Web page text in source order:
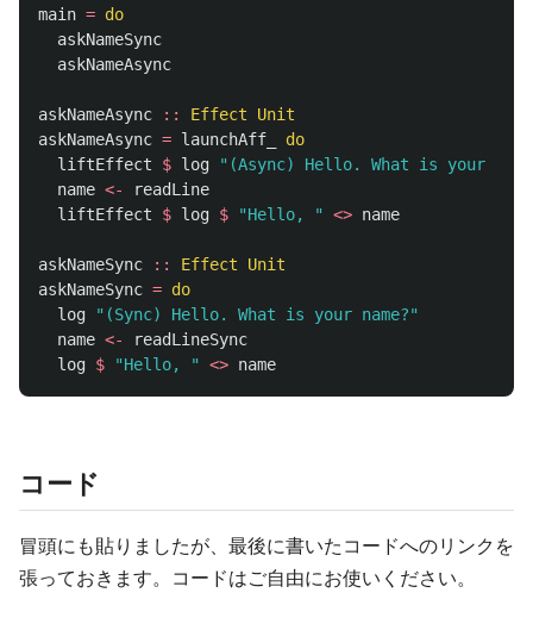
main = do
askNameSync
askNameAsync
askNameAsync :: Effect
Unit
askNameAsync = launchAff_
do
liftEffect
$ log
"(Async) Hello. What is your
name <-
readLine
liftEffect
$ log $ "Hello, " <> name
askNameSync :: Effect
Unit
askNameSync = do
log
"(Sync) Hello. What is your name?"
name <-
readLineSync
log $ "Hello, " <> name
コード
冒頭にも貼りましたが、最後に書いたコードへのリンクを
張っておきます。コードはご自由にお使いください。